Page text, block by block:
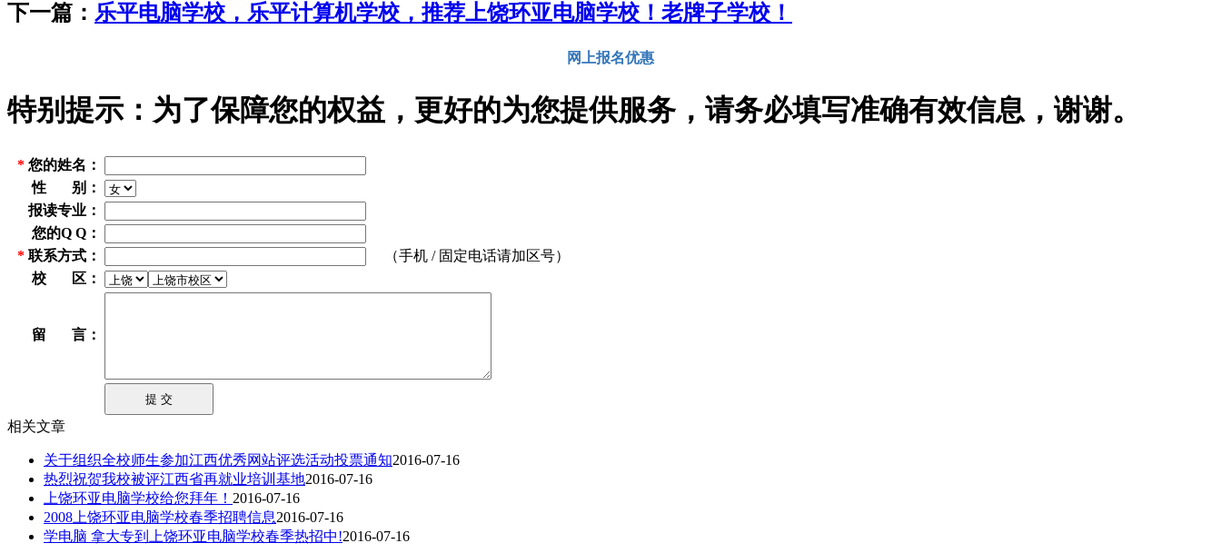
下一篇： 乐平电脑学校，乐平计算机学校，推荐上饶环亚电脑学校！老牌子学校！
网上报名优惠
特别提示：为了保障您的权益，更好的为您提供服务，请务必填写准确有效信息，谢谢。
* 您的姓名：
性 别：
报读专业：
您的Q Q：
* 联系方式：
（手机 / 固定电话请加区号）
校 区：
留 言：
相关文章
关于组织全校师生参加江西优秀网站评选活动投票通知2016-07-16
热烈祝贺我校被评江西省再就业培训基地2016-07-16
上饶环亚电脑学校给您拜年！ 2016-07-16
2008上饶环亚电脑学校春季招聘信息2016-07-16
学电脑 拿大专到上饶环亚电脑学校春季热招中!2016-07-16